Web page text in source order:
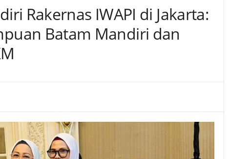
Rakernas IWAPI di Jakarta:
Batam Mandiri dan